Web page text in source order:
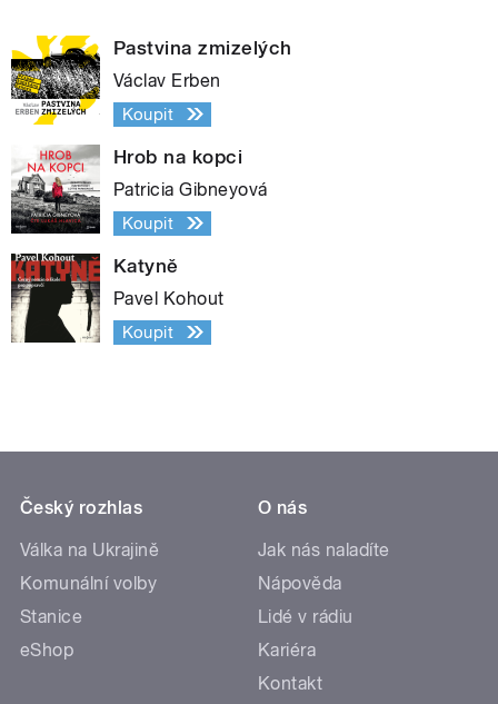
Pastvina zmizelých
Václav Erben
Koupit
Hrob na kopci
Patricia Gibneyová
Koupit
Katyně
Pavel Kohout
Koupit
Český rozhlas
Válka na Ukrajině
Komunální volby
Stanice
eShop
O nás
Jak nás naladíte
Nápověda
Lidé v rádiu
Kariéra
Kontakt